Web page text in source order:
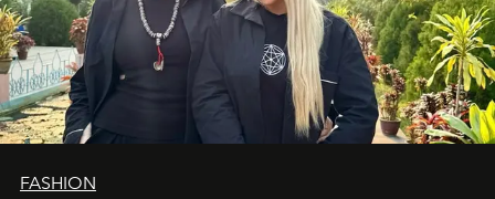
FASHION